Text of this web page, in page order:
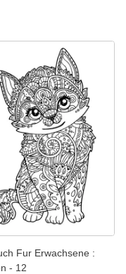
Fur Erwachsene :
- 12